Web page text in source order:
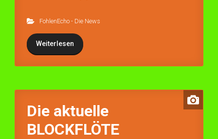
FohlenEcho - Die News
Weiterlesen
Die aktuelle
BLOCKFLÖTE